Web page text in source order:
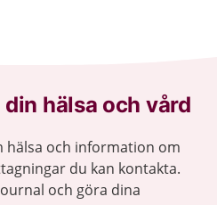
hälsa och vård
hälsa och information om
du kan kontakta.
och göra dina